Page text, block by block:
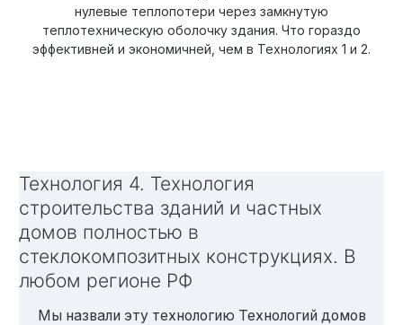
нулевые теплопотери через замкнутую
теплотехническую оболочку здания. Что гораздо
эффективней и экономичней, чем в Технологиях 1 и 2.
Технология 4. Технология
строительства зданий и частных
домов полностью в
стеклокомпозитных конструкциях. В
любом регионе РФ
Мы назвали эту технологию Технологий домов